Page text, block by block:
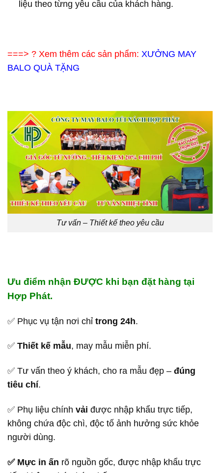
liệu theo từng yêu cầu của khách hàng.
===> ? Xem thêm các sản phẩm: XƯỞNG MAY
BALO QUÀ TẶNG
Tư vấn – Thiết kế theo yêu cầu
Ưu điểm nhận ĐƯỢC khi bạn đặt hàng tại
Hợp Phát.
✅ Phục vụ tận nơi chỉ trong 24h.
✅ Thiết kế mẫu, may mẫu miễn phí.
✅ Tư vấn theo ý khách, cho ra mẫu đẹp – đúng
tiêu chí.
✅ Phụ liệu chính vải được nhập khẩu trực tiếp,
không chứa độc chì, độc tố ảnh hưởng sức khỏe
người dùng.
✅ Mực in ấn rõ nguồn gốc, được nhập khẩu trực